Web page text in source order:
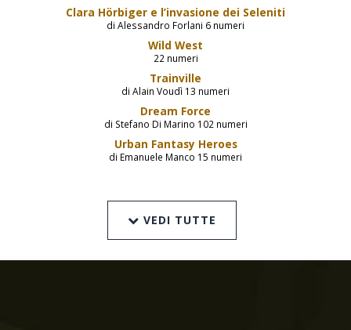
Clara Hörbiger e l’invasione dei Seleniti
di Alessandro Forlani 6 numeri
Wild West
22 numeri
Trainville
di Alain Voudì 13 numeri
Dream Force
di Stefano Di Marino 102 numeri
Urban Fantasy Heroes
di Emanuele Manco 15 numeri
VEDI TUTTE